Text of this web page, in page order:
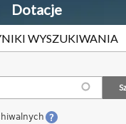
Dotacje
WYSZUKIWANIA